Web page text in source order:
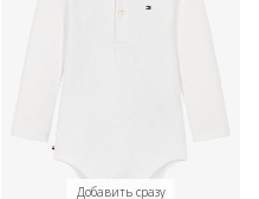
Добавить сразу